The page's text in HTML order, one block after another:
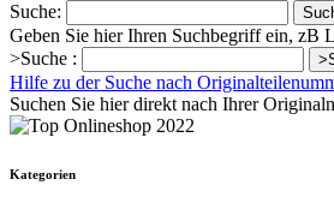
Suche:
Geben Sie hier Ihren Suchbegriff ein, zB
>Suche :
Hilfe zu der Suche nach
Suchen Sie hier direkt nach Ihrer
Kategorien